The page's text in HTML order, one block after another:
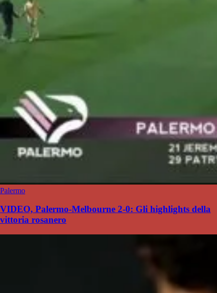
Palermo
VIDEO, Palermo-Melbourne 2-0: Gli highlights della
vittoria rosanero